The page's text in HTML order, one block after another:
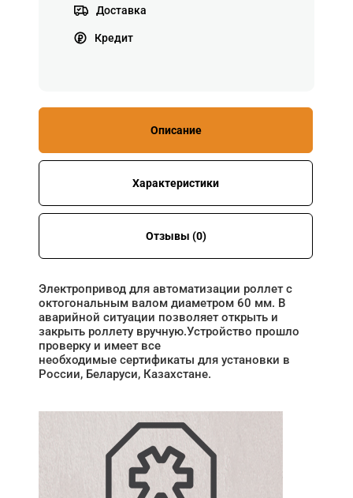
Доставка
Кредит
Описание
Характеристики
Отзывы (0)
Электропривод для автоматизации роллет с
октогональным валом диаметром 60 мм. В
аварийной ситуации позволяет открыть и
закрыть роллету вручную.Устройство прошло
проверку и имеет все
необходимые сертификаты для установки в
России, Беларуси, Казахстане.